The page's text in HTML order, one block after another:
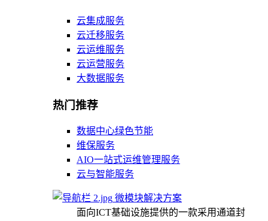
云集成服务
云迁移服务
云运维服务
云运营服务
大数据服务
热门推荐
数据中心绿色节能
维保服务
AIO一站式运维管理服务
云与智能服务
微模块解决方案
面向ICT基础设施提供的一款采用通道封